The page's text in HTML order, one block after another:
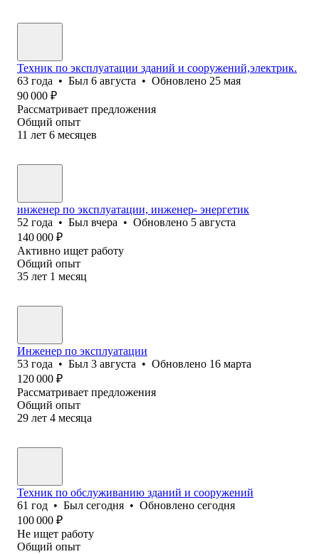
Техник по эксплуатации зданий и сооружений,электрик.
63 года • Был 6 августа • Обновлено 25 мая
90 000 ₽
Рассматривает предложения
Общий опыт
11 лет 6 месяцев
инженер по эксплуатации, инженер- энергетик
52 года • Был вчера • Обновлено 5 августа
140 000 ₽
Активно ищет работу
Общий опыт
35 лет 1 месяц
Инженер по эксплуатации
53 года • Был 3 августа • Обновлено 16 марта
120 000 ₽
Рассматривает предложения
Общий опыт
29 лет 4 месяца
Техник по обслуживанию зданий и сооружений
61 год • Был сегодня • Обновлено сегодня
100 000 ₽
Не ищет работу
Общий опыт